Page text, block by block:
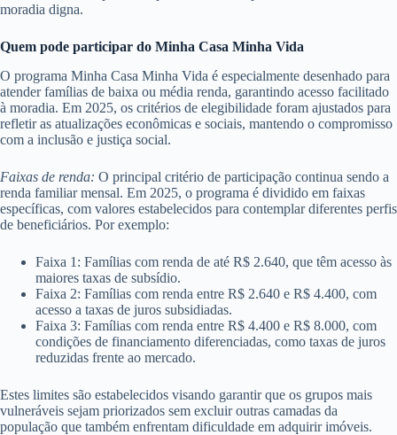
moradia digna.
Quem pode participar do Minha Casa Minha Vida
O programa Minha Casa Minha Vida é especialmente desenhado para
atender famílias de baixa ou média renda, garantindo acesso facilitado
à moradia. Em 2025, os critérios de elegibilidade foram ajustados para
refletir as atualizações econômicas e sociais, mantendo o compromisso
com a inclusão e justiça social.
Faixas de renda: O principal critério de participação continua sendo a
renda familiar mensal. Em 2025, o programa é dividido em faixas
específicas, com valores estabelecidos para contemplar diferentes perfis
de beneficiários. Por exemplo:
Faixa 1: Famílias com renda de até R$ 2.640, que têm acesso às
maiores taxas de subsídio.
Faixa 2: Famílias com renda entre R$ 2.640 e R$ 4.400, com
acesso a taxas de juros subsidiadas.
Faixa 3: Famílias com renda entre R$ 4.400 e R$ 8.000, com
condições de financiamento diferenciadas, como taxas de juros
reduzidas frente ao mercado.
Estes limites são estabelecidos visando garantir que os grupos mais
vulneráveis sejam priorizados sem excluir outras camadas da
população que também enfrentam dificuldade em adquirir imóveis.